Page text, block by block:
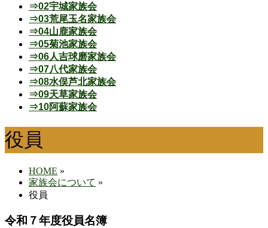
⇒02宇城家族会
⇒03荒尾玉名家族会
⇒04山鹿家族会
⇒05菊池家族会
⇒06人吉球磨家族会
⇒07八代家族会
⇒08水俣芦北家族会
⇒09天草家族会
⇒10阿蘇家族会
役員
HOME »
家族会について »
役員
令和７年度役員名簿